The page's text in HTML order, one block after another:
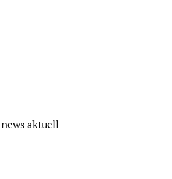
aktuell